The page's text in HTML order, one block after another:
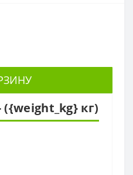
кг)